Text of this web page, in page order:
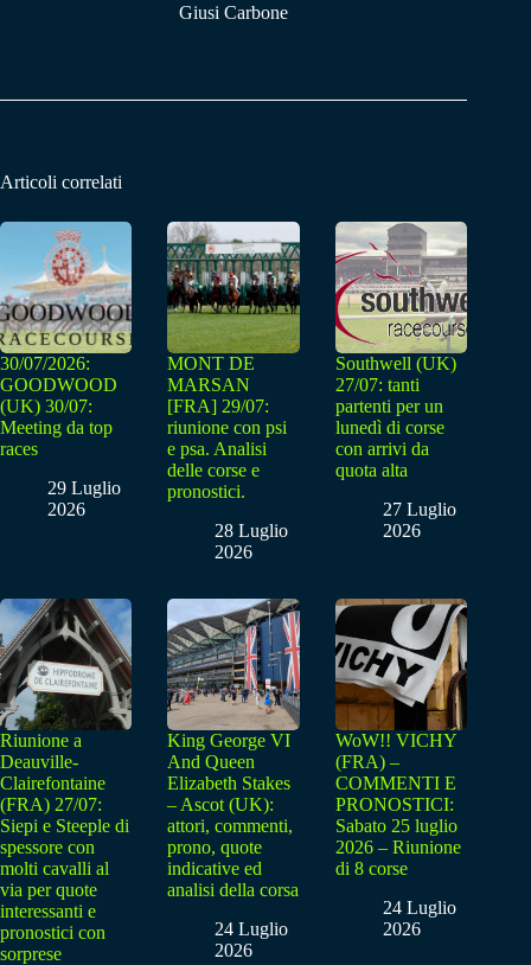
Giusi Carbone
Articoli correlati
30/07/2026:
GOODWOOD
(UK) 30/07:
Meeting da top
races
29 Luglio
2026
MONT DE
MARSAN
[FRA] 29/07:
riunione con psi
e psa. Analisi
delle corse e
pronostici.
28 Luglio
2026
Southwell (UK)
27/07: tanti
partenti per un
lunedì di corse
con arrivi da
quota alta
27 Luglio
2026
Riunione a
Deauville-
Clairefontaine
(FRA) 27/07:
Siepi e Steeple di
spessore con
molti cavalli al
via per quote
interessanti e
pronostici con
sorprese
King George VI
And Queen
Elizabeth Stakes
– Ascot (UK):
attori, commenti,
prono, quote
indicative ed
analisi della corsa
24 Luglio
2026
WoW!! VICHY
(FRA) –
COMMENTI E
PRONOSTICI:
Sabato 25 luglio
2026 – Riunione
di 8 corse
24 Luglio
2026